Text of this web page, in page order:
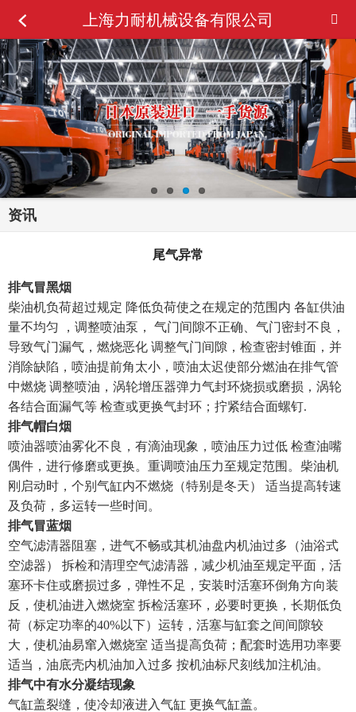
上海力耐机械设备有限公司
资讯
尾气异常
排气冒黑烟
柴油机负荷超过规定 降低负荷使之在规定的范围内 各缸供油
量不均匀 ，调整喷油泵， 气门间隙不正确、气门密封不良，
导致气门漏气，燃烧恶化 调整气门间隙，检查密封锥面，并
消除缺陷，喷油提前角太小，喷油太迟使部分燃油在排气管
中燃烧 调整喷油，涡轮增压器弹力气封环烧损或磨损，涡轮
各结合面漏气等 检查或更换气封环；拧紧结合面螺钉.
排气帽白烟
喷油器喷油雾化不良，有滴油现象，喷油压力过低 检查油嘴
偶件，进行修磨或更换。重调喷油压力至规定范围。柴油机
刚启动时，个别气缸内不燃烧（特别是冬天） 适当提高转速
及负荷，多运转一些时间。
排气冒蓝烟
空气滤清器阻塞，进气不畅或其机油盘内机油过多（油浴式
空滤器） 拆检和清理空气滤清器，减少机油至规定平面，活
塞环卡住或磨损过多，弹性不足，安装时活塞环倒角方向装
反，使机油进入燃烧室 拆检活塞环，必要时更换，长期低负
荷（标定功率的40%以下）运转，活塞与缸套之间间隙较
大，使机油易窜入燃烧室 适当提高负荷；配套时选用功率要
适当，油底壳内机油加入过多 按机油标尺刻线加注机油。
排气中有水分凝结现象
气缸盖裂缝，使冷却液进入气缸 更换气缸盖。